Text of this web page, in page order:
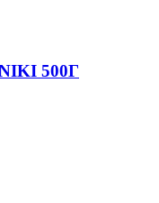
500Г